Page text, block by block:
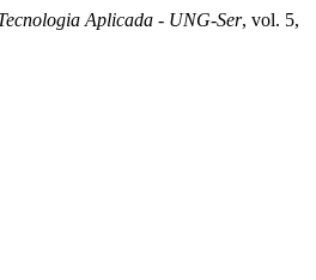
Aplicada - UNG-Ser, vol. 5,